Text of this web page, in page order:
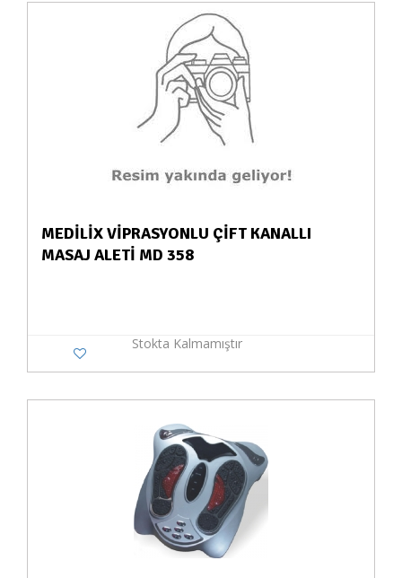
MEDİLİX VİPRASYONLU ÇİFT KANALLI
MASAJ ALETİ MD 358
Stokta Kalmamıştır